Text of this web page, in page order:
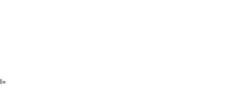
I»